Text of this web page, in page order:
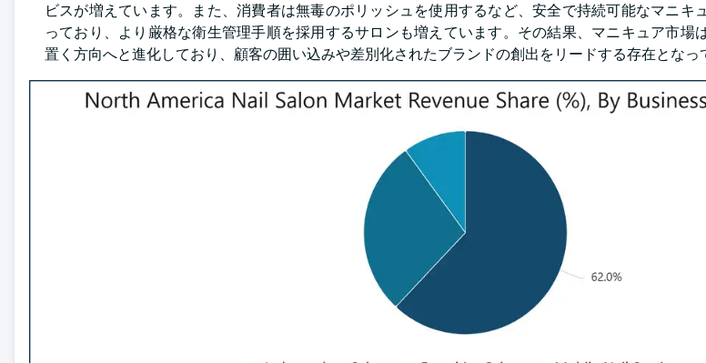
ビスが増えています。また、消費者は無毒のポリッシュを使用するなど、安全で持続可能なマニキ
っており、より厳格な衛生管理手順を採用するサロンも増えています。その結果、マニキュア市場
置く方向へと進化しており、顧客の囲い込みや差別化されたブランドの創出をリードする存在となっ